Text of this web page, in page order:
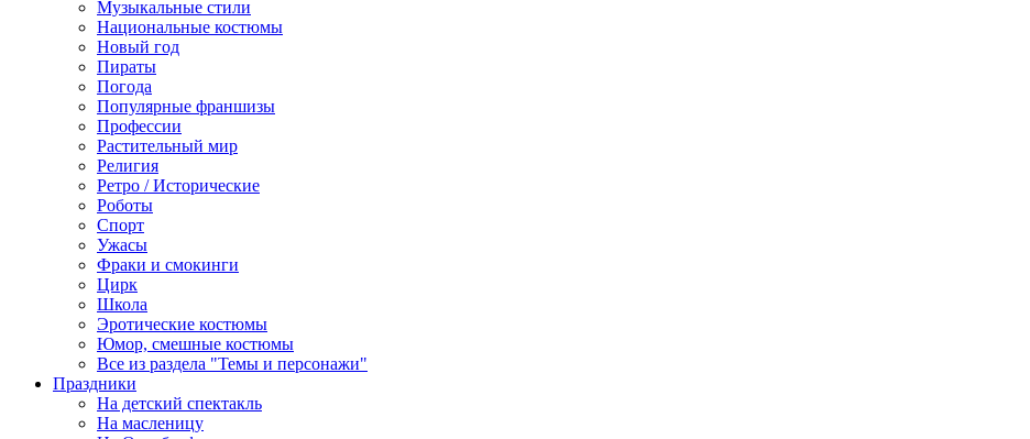
Музыкальные стили
Национальные костюмы
Новый год
Пираты
Погода
Популярные франшизы
Профессии
Растительный мир
Религия
Ретро / Исторические
Роботы
Спорт
Ужасы
Фраки и смокинги
Цирк
Школа
Эротические костюмы
Юмор, смешные костюмы
Все из раздела "Темы и персонажи"
Праздники
На детский спектакль
На масленицу